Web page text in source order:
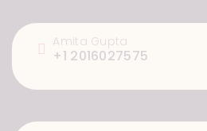
Amita Gupta
+1 2016027575